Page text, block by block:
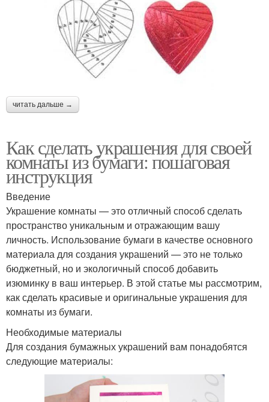
читать дальше →
Как сделать украшения для своей
комнаты из бумаги: пошаговая
инструкция
Введение
Украшение комнаты — это отличный способ сделать
пространство уникальным и отражающим вашу
личность. Использование бумаги в качестве основного
материала для создания украшений — это не только
бюджетный, но и экологичный способ добавить
изюминку в ваш интерьер. В этой статье мы рассмотрим,
как сделать красивые и оригинальные украшения для
комнаты из бумаги.
Необходимые материалы
Для создания бумажных украшений вам понадобятся
следующие материалы: